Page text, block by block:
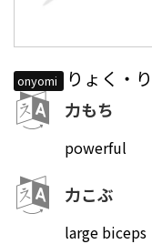
onyomi りょく・
力もち
powerful
力こぶ
large biceps